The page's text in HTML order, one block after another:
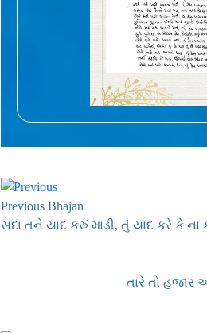
Previous Bhajan
સદા તને યાદ કરું માડી, તું યાદ કરે કે ના
તારે તો હજાર